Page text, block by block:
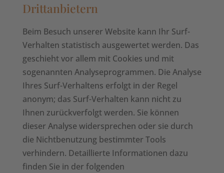
Drittanbietern
Beim Besuch unserer Website kann Ihr Surf-
Verhalten statistisch ausgewertet werden. Das
geschieht vor allem mit Cookies und mit
sogenannten Analyseprogrammen. Die Analyse
Ihres Surf-Verhaltens erfolgt in der Regel
anonym; das Surf-Verhalten kann nicht zu
Ihnen zurückverfolgt werden. Sie können
dieser Analyse widersprechen oder sie durch
die Nichtbenutzung bestimmter Tools
verhindern. Detaillierte Informationen dazu
finden Sie in der folgenden